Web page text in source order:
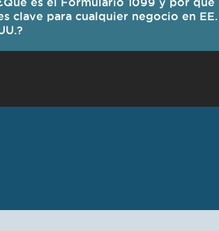
clave para cualquier negocio en EE.